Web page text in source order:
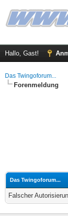
Hallo, Gast!
Das Twingoforum...
Forenmeldung
Das Twingoforum...
Falscher